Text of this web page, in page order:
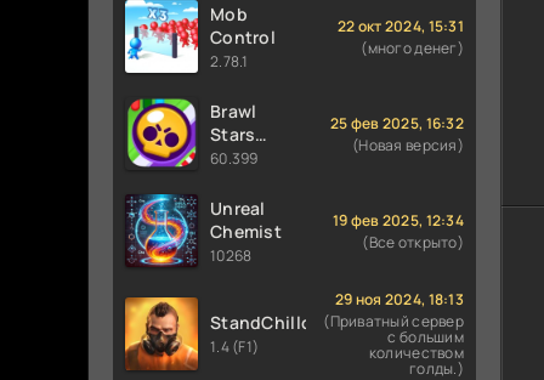
Mob
Control
2.78.1
22 окт 2024, 15:31
(много денег)
Brawl
Stars
60.399 (36
Финкс и
Луми
60.399
25 фев 2025, 16:32
(Новая версия)
Unreal
Chemist
10268
19 фев 2025, 12:34
(Все открыто)
StandChillow
1.4 (F1)
29 ноя 2024, 18:13
(Приватный сервер
с большим
количеством
голды.)